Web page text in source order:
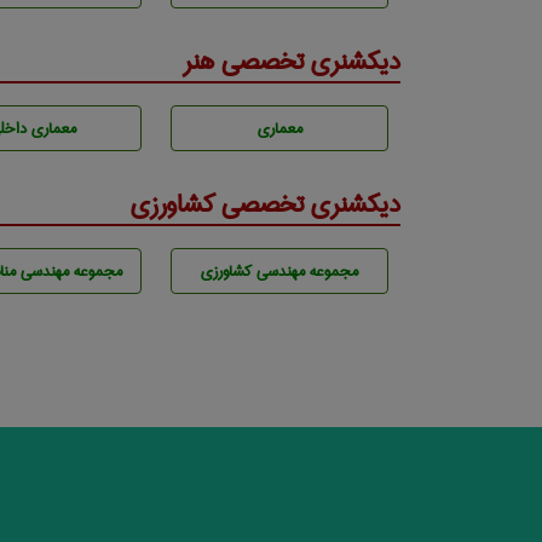
دیکشنری تخصصی هنر
معماری معماری
دیکشنری تخصصی کشاورزی
مجموعه مهندسی كشاورزی مجموعه مهندسی